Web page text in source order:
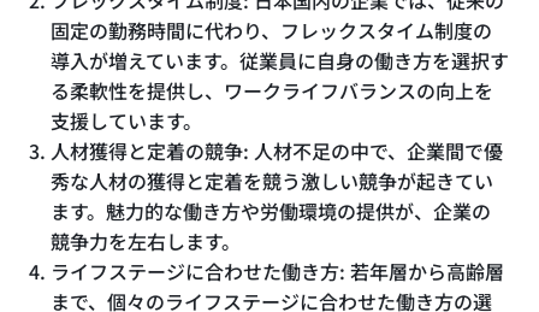
固定の勤務時間に代わり、フレックスタイム制度の
導入が増えています。従業員に自身の働き方を選択す
る柔軟性を提供し、ワークライフバランスの向上を
支援しています。
人材獲得と定着の競争: 人材不足の中で、企業間で優
秀な人材の獲得と定着を競う激しい競争が起きてい
ます。魅力的な働き方や労働環境の提供が、企業の
競争力を左右します。
ライフステージに合わせた働き方: 若年層から高齢層
まで、個々のライフステージに合わせた働き方の選